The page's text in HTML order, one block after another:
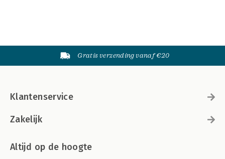
Gratis verzending vanaf €20
Klantenservice
Zakelijk
Altijd op de hoogte